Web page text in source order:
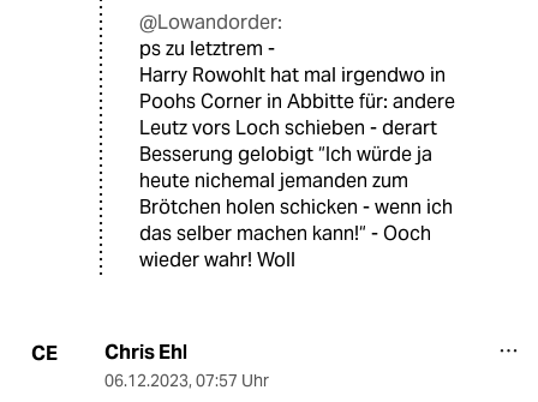
@Lowandorder:
ps zu letztrem -
Harry Rowohlt hat mal irgendwo in
Poohs Corner in Abbitte für: andere
Leutz vors Loch schieben - derart
Besserung gelobigt “Ich würde ja
heute nichemal jemanden zum
Brötchen holen schicken - wenn ich
das selber machen kann!“ - Ooch
wieder wahr! Woll
CE Chris Ehl
06.12.2023, 07:57 Uhr